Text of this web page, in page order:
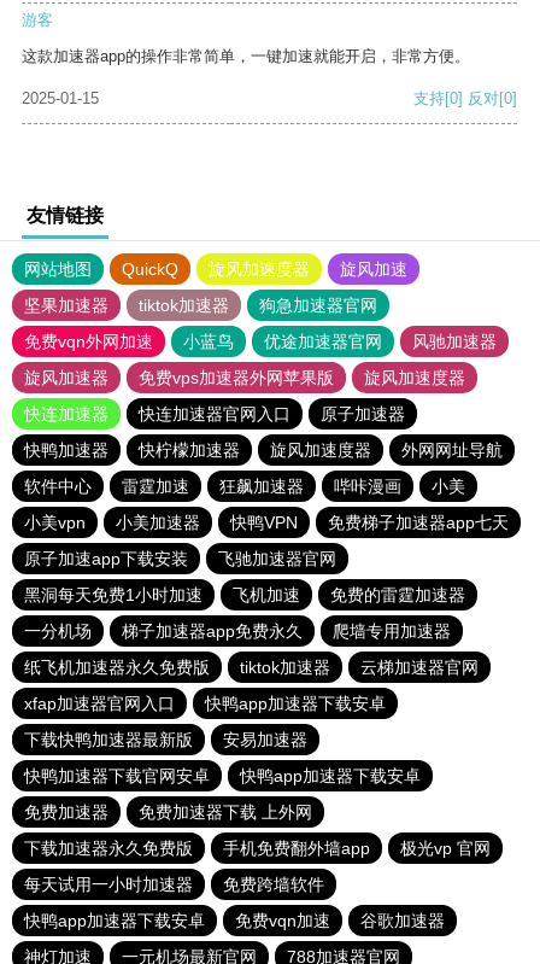
游客
这款加速器app的操作非常简单，一键加速就能开启，非常方便。
2025-01-15 支持[0] 反对[0]
友情链接
网站地图 QuickQ 旋风加速度器
旋风加速
坚果加速器
tiktok加速器
狗急加速器官网
免费vqn外网加速
小蓝鸟 优途加速器官网
风驰加速器
旋风加速器
免费vps加速器外网苹果版
旋风加速度器
快连加速器
快连加速器官网入口
原子加速器
快鸭加速器
快柠檬加速器 旋风加速度器
外网网址导航
软件中心
雷霆加速 狂飙加速器 哔咔漫画
小美
小美vpn
小美加速器 快鸭VPN
免费梯子加速器app七天
原子加速app下载安装
飞驰加速器官网
黑洞每天免费1小时加速
飞机加速
免费的雷霆加速器
一分机场
梯子加速器app免费永久
爬墙专用加速器
纸飞机加速器永久免费版
tiktok加速器
云梯加速器官网
xfap加速器官网入口
快鸭app加速器下载安卓
下载快鸭加速器最新版
安易加速器
快鸭加速器下载官网安卓
快鸭app加速器下载安卓
免费加速器
免费加速器下载 上外网
下载加速器永久免费版
手机免费翻外墙app
极光vp 官网
每天试用一小时加速器
免费跨墙软件
快鸭app加速器下载安卓
免费vqn加速
谷歌加速器
神灯加速
一元机场最新官网 788加速器官网